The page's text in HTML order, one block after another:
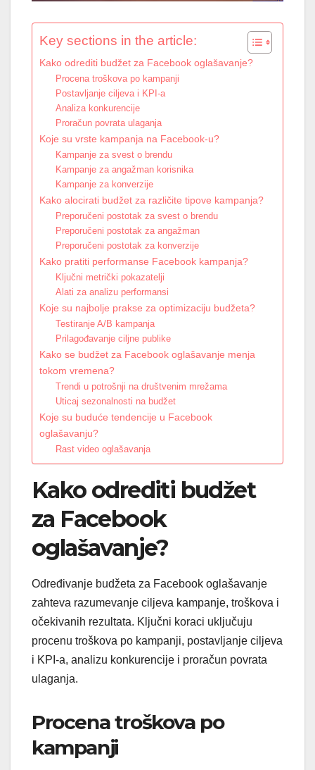
Key sections in the article:
Kako odrediti budžet za Facebook oglašavanje?
Procena troškova po kampanji
Postavljanje ciljeva i KPI-a
Analiza konkurencije
Proračun povrata ulaganja
Koje su vrste kampanja na Facebook-u?
Kampanje za svest o brendu
Kampanje za angažman korisnika
Kampanje za konverzije
Kako alocirati budžet za različite tipove kampanja?
Preporučeni postotak za svest o brendu
Preporučeni postotak za angažman
Preporučeni postotak za konverzije
Kako pratiti performanse Facebook kampanja?
Ključni metrički pokazatelji
Alati za analizu performansi
Koje su najbolje prakse za optimizaciju budžeta?
Testiranje A/B kampanja
Prilagođavanje ciljne publike
Kako se budžet za Facebook oglašavanje menja
tokom vremena?
Trendi u potrošnji na društvenim mrežama
Uticaj sezonalnosti na budžet
Koje su buduće tendencije u Facebook
oglašavanju?
Rast video oglašavanja
Kako odrediti budžet
za Facebook
oglašavanje?
Određivanje budžeta za Facebook oglašavanje
zahteva razumevanje ciljeva kampanje, troškova i
očekivanih rezultata. Ključni koraci uključuju
procenu troškova po kampanji, postavljanje ciljeva
i KPI-a, analizu konkurencije i proračun povrata
ulaganja.
Procena troškova po
kampanji